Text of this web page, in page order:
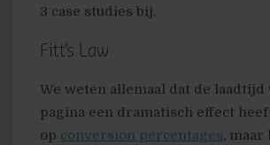
3 case studies bij.
Fitt’s Law
We weten allemaal dat de laadtijd
pagina een dramatisch effect
op conversion percentages, maar